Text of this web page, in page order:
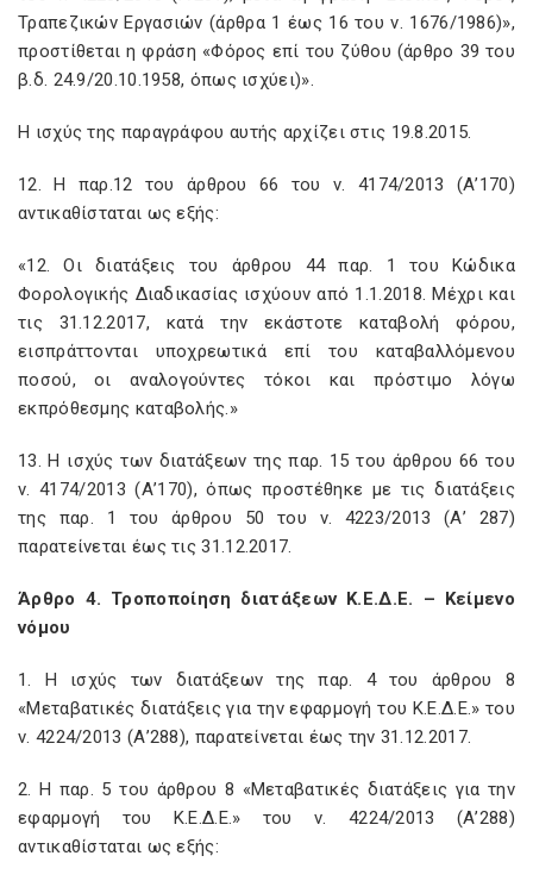
Τραπεζικών Εργασιών (άρθρα 1 έως 16 του ν. 1676/1986)»,
προστίθεται η φράση «Φόρος επί του ζύθου (άρθρο 39 του
β.δ. 24.9/20.10.1958, όπως ισχύει)».
Η ισχύς της παραγράφου αυτής αρχίζει στις 19.8.2015.
12. Η παρ.12 του άρθρου 66 του ν. 4174/2013 (Α’170)
αντικαθίσταται ως εξής:
«12. Οι διατάξεις του άρθρου 44 παρ. 1 του Κώδικα
Φορολογικής Διαδικασίας ισχύουν από 1.1.2018. Μέχρι και
τις 31.12.2017, κατά την εκάστοτε καταβολή φόρου,
εισπράττονται υποχρεωτικά επί του καταβαλλόμενου
ποσού, οι αναλογούντες τόκοι και πρόστιμο λόγω
εκπρόθεσμης καταβολής.»
13. Η ισχύς των διατάξεων της παρ. 15 του άρθρου 66 του
ν. 4174/2013 (Α’170), όπως προστέθηκε με τις διατάξεις
της παρ. 1 του άρθρου 50 του ν. 4223/2013 (Α’ 287)
παρατείνεται έως τις 31.12.2017.
Άρθρο 4. Τροποποίηση διατάξεων Κ.Ε.Δ.Ε. – Κείμενο
νόμου
1. Η ισχύς των διατάξεων της παρ. 4 του άρθρου 8
«Μεταβατικές διατάξεις για την εφαρμογή του Κ.Ε.Δ.Ε.» του
ν. 4224/2013 (Α’288), παρατείνεται έως την 31.12.2017.
2. Η παρ. 5 του άρθρου 8 «Μεταβατικές διατάξεις για την
εφαρμογή του Κ.Ε.Δ.Ε.» του ν. 4224/2013 (Α’288)
αντικαθίσταται ως εξής: